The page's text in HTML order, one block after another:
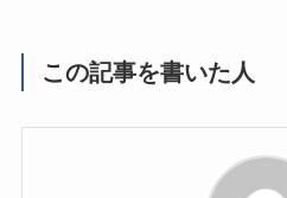
この記事を書いた人